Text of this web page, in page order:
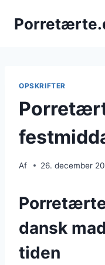
OPSKRIFTER
Af 26. december
dansk
tiden